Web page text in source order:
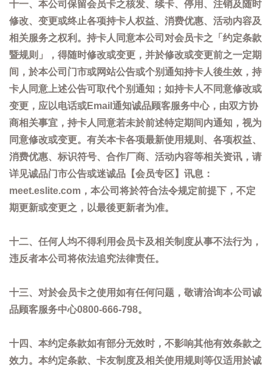
十一、本公司保留会员卡之核发、续卡、停用、注销及随时
修改、变更或终止各项持卡人权益、消费优惠、活动内容及
相关服务之权利。持卡人同意本公司对会员卡之「约定条款
暨规则」，得随时修改或变更，并於修改或变更前之一定期
间，於本公司门市或网站公告或个别通知持卡人後生效，持
卡人同意上述公告可取代个别通知；如持卡人不同意修改或
变更，应以电话或Email通知诚品顾客服务中心，由双方协
商相关事宜，持卡人同意若未於前述特定期间内通知，视为
同意修改或变更。有关本卡各项最新使用规则、各项权益、
消费优惠、标识符号、合作厂商、活动内容等相关资讯，请
详见诚品门市公告或迷诚品【会员专区】讯息：
meet.eslite.com，本公司将於符合法令规定前提下，不定
期更新或变更之，以最後更新者为准。
十二、任何人均不得利用会员卡及相关制度从事不法行为，
违反者本公司将依法追究法律责任。
十三、对於会员卡之使用如有任何问题，敬请洽询本公司诚
品顾客服务中心0800-666-798。
十四、本约定条款如有部分无效时，不影响其他有效条款之
效力。本约定条款、卡友制度及相关使用规则等仅适用於诚